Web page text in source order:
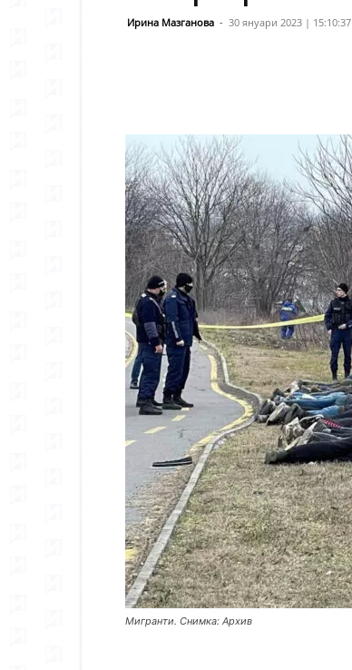
Ирина Мазганова - 30 януари 2023 | 15:10:37
Мигранти. Снимка: Архив